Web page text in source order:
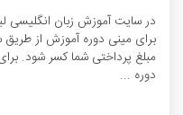
در سایت آموزش زبان انگلیسی
مبلغ پرداختی شما کسر شود.
دوره ...